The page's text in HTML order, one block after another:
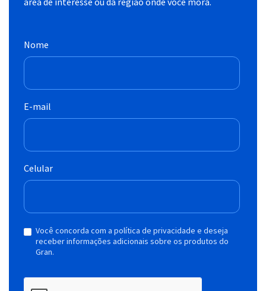
Nome
E-mail
Celular
Você concorda com a política de privacidade e deseja
receber informações adicionais sobre os produtos do
Gran.